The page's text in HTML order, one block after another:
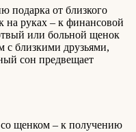
подарка от близкого
на руках – к финансовой
или больной щенок
с близкими друзьями,
сон предвещает
щенком – к получению